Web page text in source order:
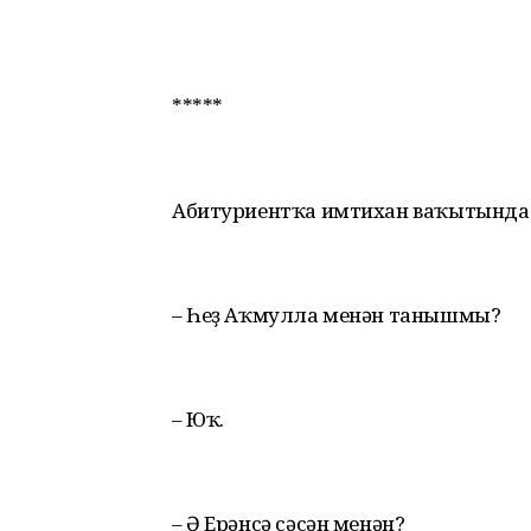
*****
Абитуриентҡа имтихан ваҡытында
– Һеҙ Аҡмулла менән танышмы?
– Юҡ.
– Ә Ерәнсә сәсән менән?